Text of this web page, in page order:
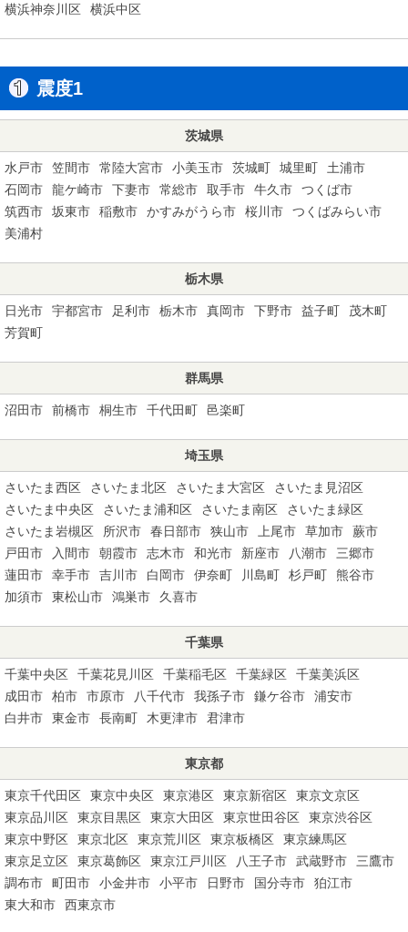
横浜神奈川区 横浜中区
震度1
茨城県
水戸市 笠間市 常陸大宮市 小美玉市 茨城町 城里町
土浦市
石岡市
龍ケ崎市 下妻市 常総市 取手市 牛久市
つくば市
筑西市
坂東市 稲敷市 かすみがうら市 桜川市
つくばみらい市
美浦村
栃木県
日光市 宇都宮市 足利市 栃木市 真岡市 下野市 益子町
茂木町
芳賀町
群馬県
沼田市 前橋市 桐生市 千代田町 邑楽町
埼玉県
さいたま西区 さいたま北区 さいたま大宮区
さいたま見沼区
さいたま中央区
さいたま浦和区 さいたま南区
さいたま緑区
さいたま岩槻区
所沢市 春日部市 狭山市 上尾市 草加市
蕨市
戸田市
入間市 朝霞市 志木市 和光市 新座市 八潮市
三郷市
蓮田市
幸手市 吉川市 白岡市 伊奈町 川島町 杉戸町
熊谷市
加須市
東松山市 鴻巣市 久喜市
千葉県
千葉中央区 千葉花見川区 千葉稲毛区 千葉緑区
千葉美浜区
成田市
柏市 市原市 八千代市 我孫子市 鎌ケ谷市
浦安市
白井市
東金市 長南町 木更津市 君津市
東京都
東京千代田区 東京中央区 東京港区 東京新宿区
東京文京区
東京品川区
東京目黒区 東京大田区 東京世田谷区
東京渋谷区
東京中野区
東京北区 東京荒川区 東京板橋区
東京練馬区
東京足立区
東京葛飾区 東京江戸川区 八王子市 武蔵野市
三鷹市
調布市
町田市 小金井市 小平市 日野市 国分寺市
狛江市
東大和市
西東京市